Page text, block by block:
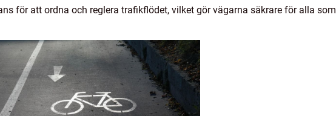
för att ordna och reglera trafikflödet, vilket gör vägarna säkrare för alla som